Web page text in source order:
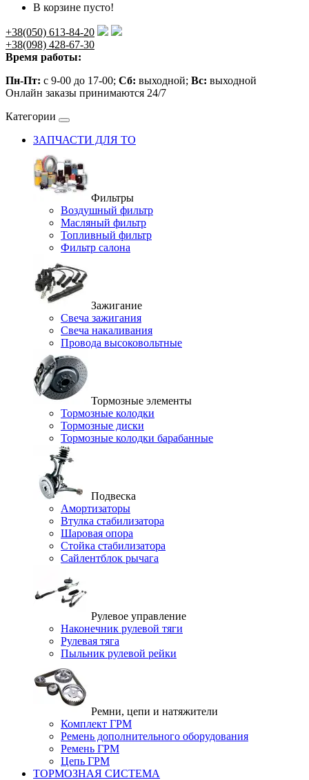
В корзине пусто!
+38(050) 613-84-20
+38(098) 428-67-30
Время работы:
Пн-Пт: с 9-00 до 17-00; Сб: выходной; Вс: выходной
Онлайн заказы принимаются 24/7
Категории
ЗАПЧАСТИ ДЛЯ ТО
Фильтры
Воздушный фильтр
Масляный фильтр
Топливный фильтр
Фильтр салона
Зажигание
Свеча зажигания
Свеча накаливания
Провода высоковольтные
Тормозные элементы
Тормозные колодки
Тормозные диски
Тормозные колодки барабанные
Подвеска
Амортизаторы
Втулка стабилизатора
Шаровая опора
Стойка стабилизатора
Сайлентблок рычага
Рулевое управление
Наконечник рулевой тяги
Рулевая тяга
Пыльник рулевой рейки
Ремни, цепи и натяжители
Комплект ГРМ
Ремень дополнительного оборудования
Ремень ГРМ
Цепь ГРМ
ТОРМОЗНАЯ СИСТЕМА